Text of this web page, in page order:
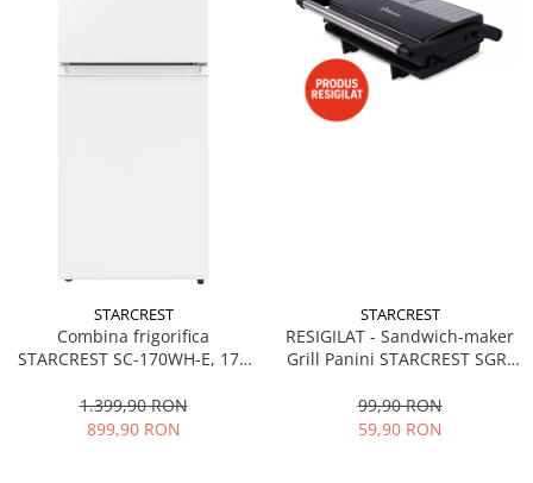
STARCREST
Combina frigorifica
STARCREST SC-170WH-E, 170
Termostat reglabil, Iluminare
LED, Picioare ajustabile, Usi
1.399,90 RON
899,90 RON
STARCREST
RESIGILAT - Sandwich-maker
Grill Panini STARCREST SGR-
nonaderente, Deschidere
180°, Suprafata de gatire 23 x
99,90 RON
59,90 RON